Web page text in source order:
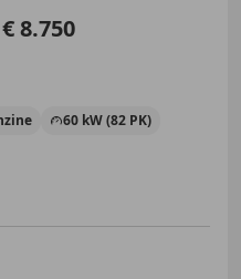
€ 8.750
60 kW (82 PK)